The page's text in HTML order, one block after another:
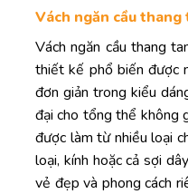
Vách ngăn cầu
Vách ngăn cầu thang
thiết kế phổ biến được
đơn giản trong kiểu
đại cho tổng thể không
được làm từ nhiều loại
loại, kính hoặc cả sợi
vẻ đẹp và phong cách